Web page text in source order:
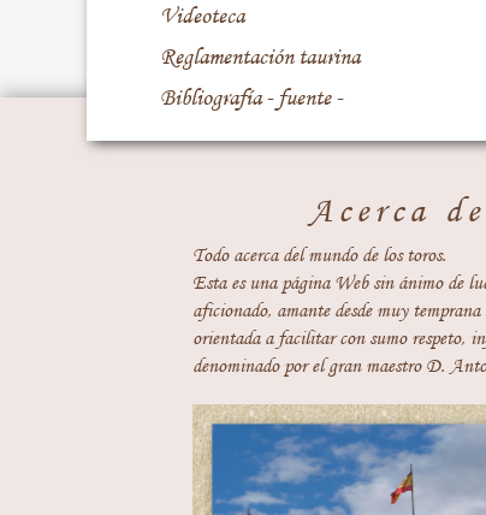
Videoteca
Reglamentación taurina
Bibliografía - fuente -
Acerca
Todo acerca del mundo de los toros.
Esta es una página Web sin ánimo de
aficionado, amante desde muy
orientada a facilitar con sumo respeto,
denominado por el gran maestro D.